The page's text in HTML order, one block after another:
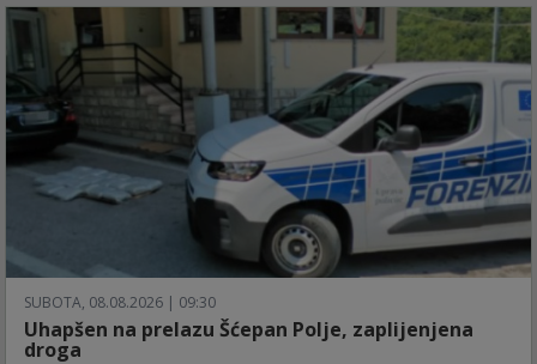
SUBOTA, 08.08.2026 | 09:30
Uhapšen na prelazu Šćepan Polje, zaplijenjena
droga